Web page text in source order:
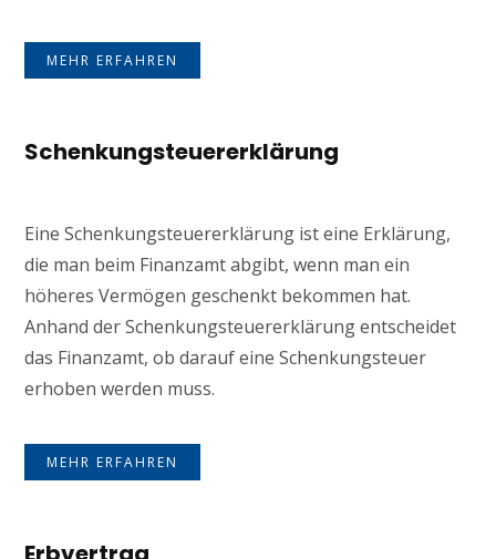
MEHR ERFAHREN
Schenkungsteuererklärung
Eine Schenkungsteuererklärung ist eine Erklärung,
die man beim Finanzamt abgibt, wenn man ein
höheres Vermögen geschenkt bekommen hat.
Anhand der Schenkungsteuererklärung entscheidet
das Finanzamt, ob darauf eine Schenkungsteuer
erhoben werden muss.
MEHR ERFAHREN